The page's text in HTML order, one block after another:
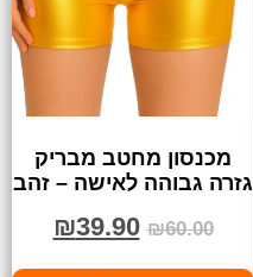
מכנסון מחטב מבריק
גזרה גבוהה לאישה – זהב
₪60.00
₪39.90